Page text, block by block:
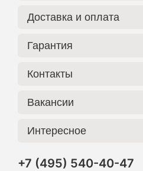
Доставка и оплата
Гарантия
Контакты
Вакансии
Интересное
+7 (495) 540-40-47